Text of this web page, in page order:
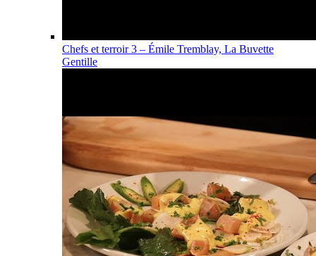
Chefs et terroir 3 – Émile Tremblay, La Buvette
Gentille